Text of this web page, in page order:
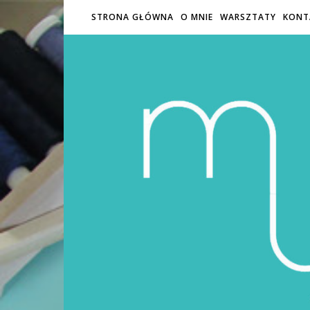
STRONA GŁÓWNA O MNIE WARSZTATY